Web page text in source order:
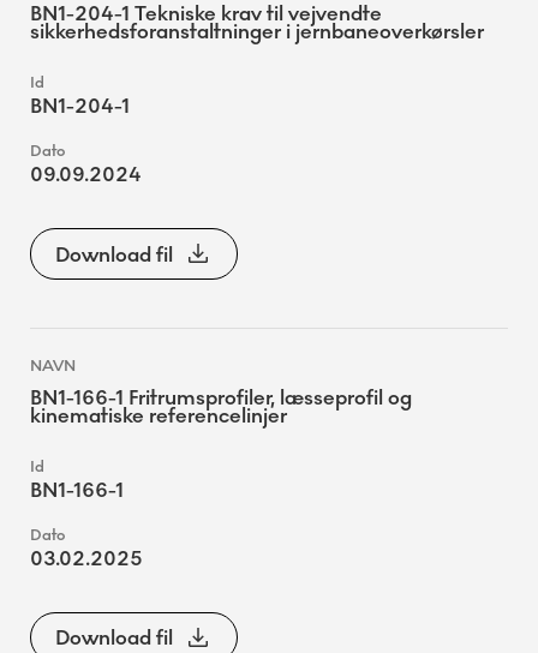
BN1-204-1 Tekniske krav til vejvendte
sikkerhedsforanstaltninger i jernbaneoverkørsler
BN1-204-1
09.09.2024
Download fil
BN1-166-1 Fritrumsprofiler, læsseprofil og
kinematiske referencelinjer
BN1-166-1
03.02.2025
Download fil